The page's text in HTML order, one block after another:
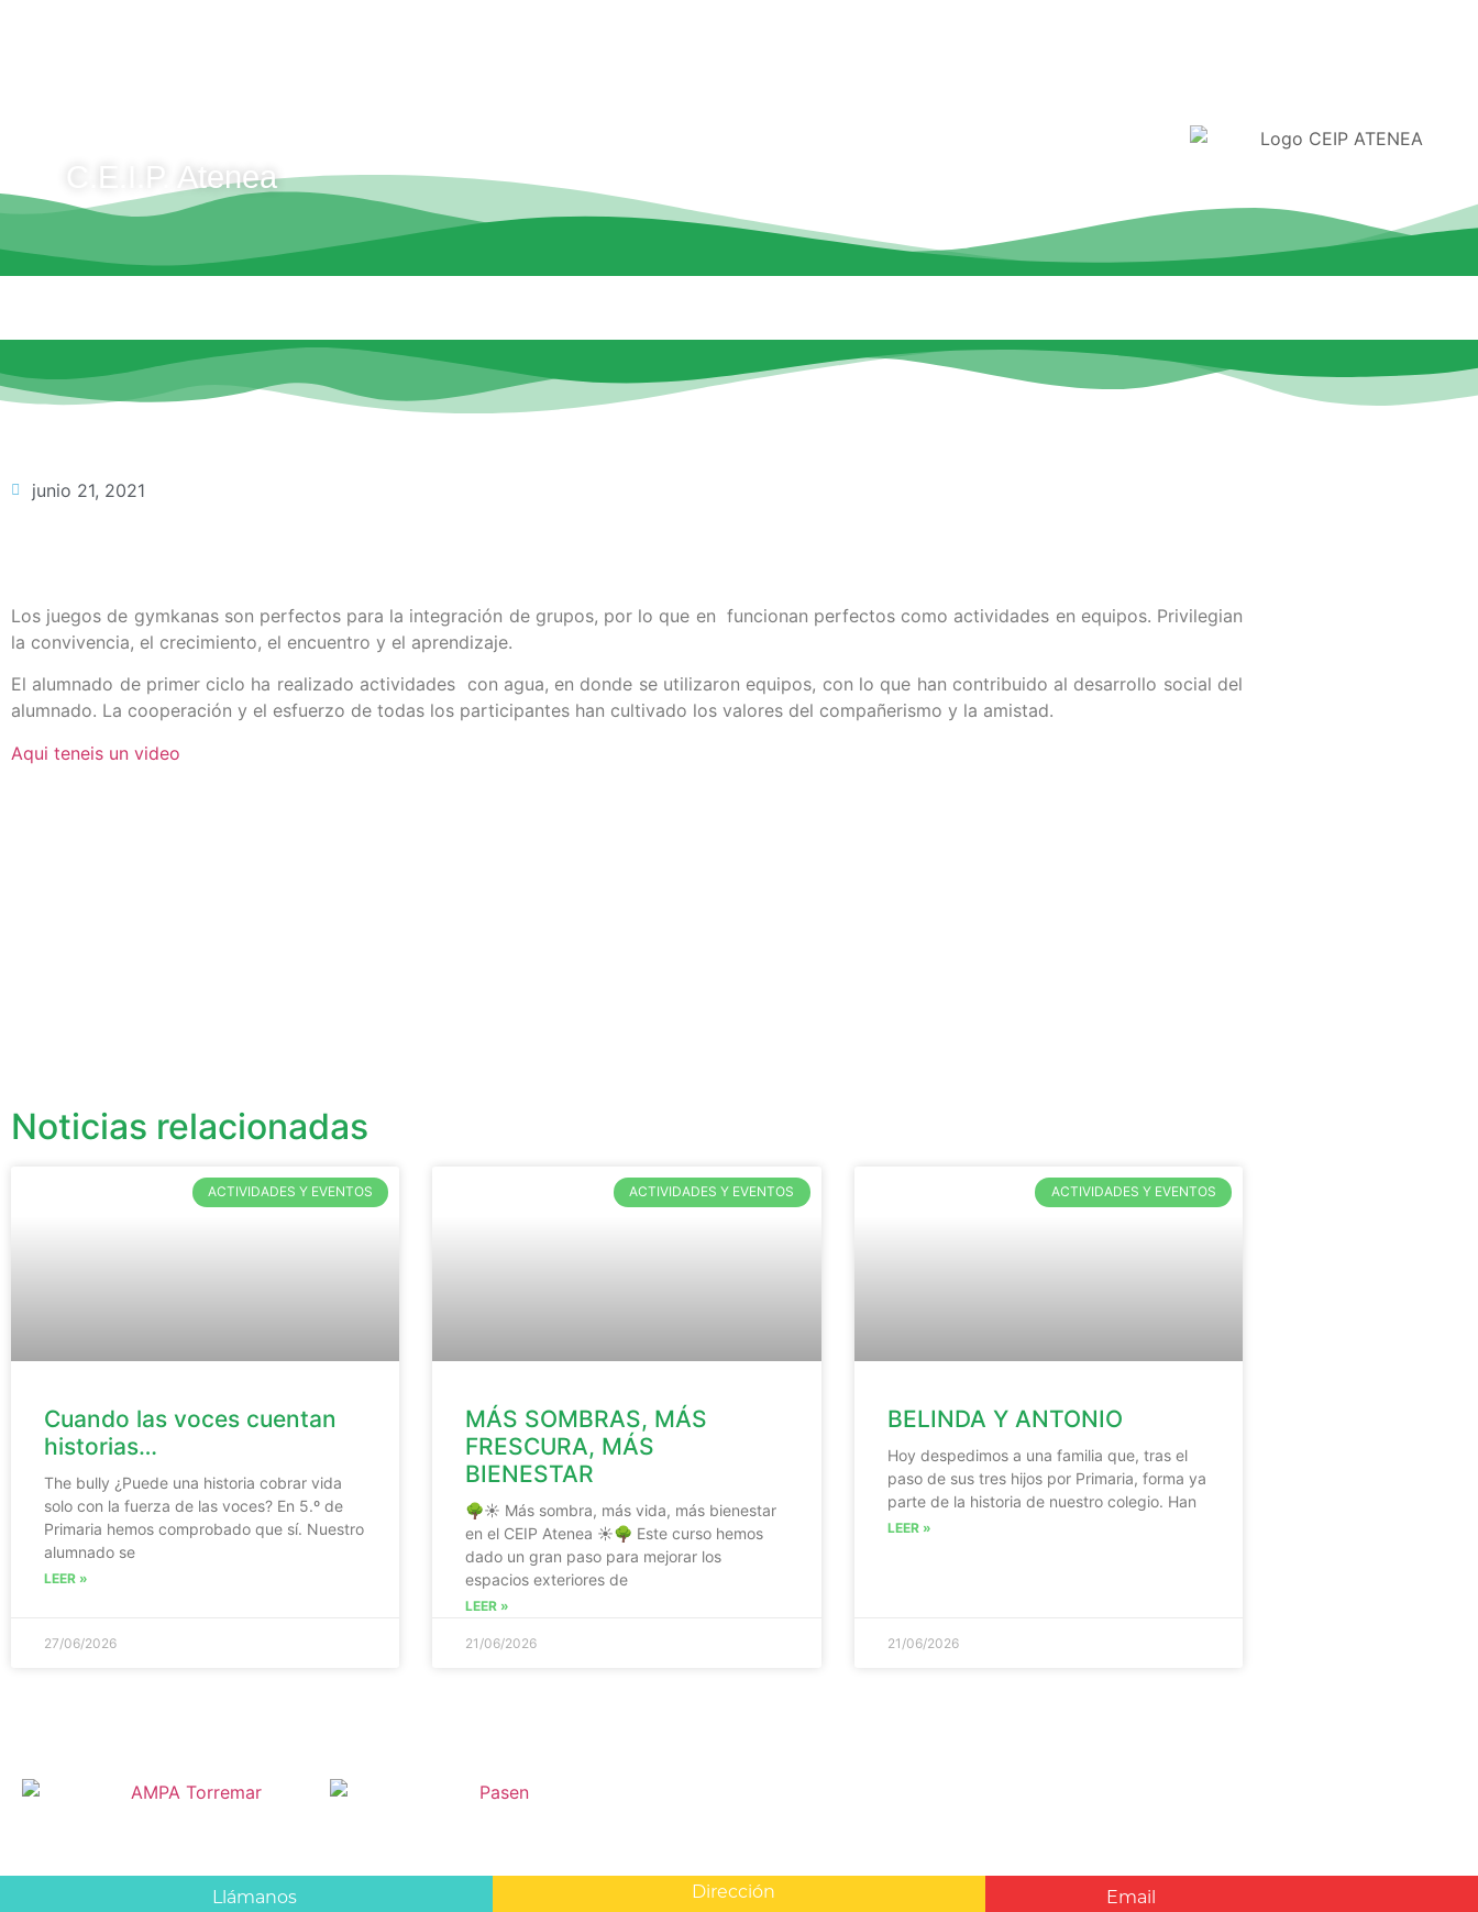
C.E.I.P. Atenea
junio 21, 2021
Los juegos de gymkanas son perfectos para la integración de grupos, por lo que en funcionan perfectos como actividades en equipos. Privilegian
la convivencia, el crecimiento, el encuentro y el aprendizaje.
El alumnado de primer ciclo ha realizado actividades con agua, en donde se utilizaron equipos, con lo que han contribuido al desarrollo social del
alumnado. La cooperación y el esfuerzo de todas los participantes han cultivado los valores del compañerismo y la amistad.
Aqui teneis un video
Noticias relacionadas
ACTIVIDADES Y EVENTOS
Cuando las voces cuentan
historias…
The bully ¿Puede una historia cobrar vida
solo con la fuerza de las voces? En 5.º de
Primaria hemos comprobado que sí. Nuestro
alumnado se
LEER »
27/06/2026
ACTIVIDADES Y EVENTOS
MÁS SOMBRAS, MÁS
FRESCURA, MÁS
BIENESTAR
🌳☀️ Más sombra, más vida, más bienestar
en el CEIP Atenea ☀️🌳 Este curso hemos
dado un gran paso para mejorar los
espacios exteriores de
LEER »
21/06/2026
ACTIVIDADES Y EVENTOS
BELINDA Y ANTONIO
Hoy despedimos a una familia que, tras el
paso de sus tres hijos por Primaria, forma ya
parte de la historia de nuestro colegio. Han
LEER »
21/06/2026
Llámanos Dirección Email